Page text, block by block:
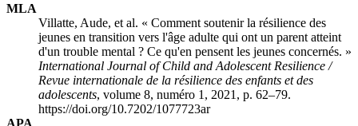
MLA
Villatte, Aude, et al. « Comment soutenir la résilience des
jeunes en transition vers l'âge adulte qui ont un parent atteint
d'un trouble mental ? Ce qu'en pensent les jeunes concernés. »
International Journal of Child and Adolescent Resilience /
Revue internationale de la résilience des enfants et des
adolescents, volume 8, numéro 1, 2021, p. 62–79.
https://doi.org/10.7202/1077723ar
APA